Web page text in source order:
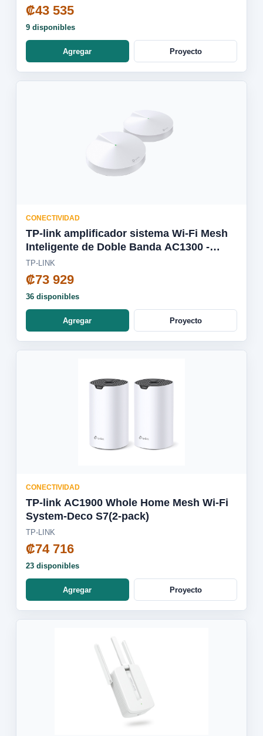
₡43 535
9 disponibles
Agregar Proyecto
CONECTIVIDAD
TP-link amplificador sistema Wi-Fi Mesh
Inteligente de Doble Banda AC1300 -
Deco M5(2-Pack)
TP-LINK
₡73 929
36 disponibles
Agregar Proyecto
CONECTIVIDAD
TP-link AC1900 Whole Home Mesh Wi-Fi
System-Deco S7(2-pack)
TP-LINK
₡74 716
23 disponibles
Agregar Proyecto